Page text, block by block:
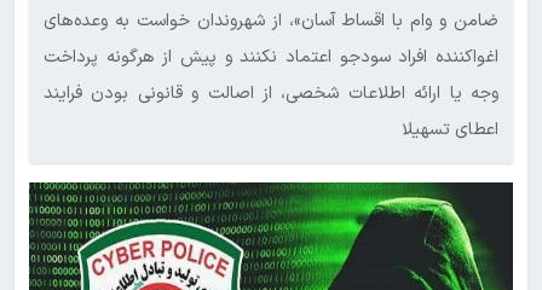
ضامن و وام با اقساط آسان»، از شهروندان خواست به وعده‌های
اغواکننده افراد سودجو اعتماد نکنند و پیش از هرگونه پرداخت
وجه یا ارائه اطلاعات شخصی، از اصالت و قانونی بودن فرایند
اعطای تسهیلا